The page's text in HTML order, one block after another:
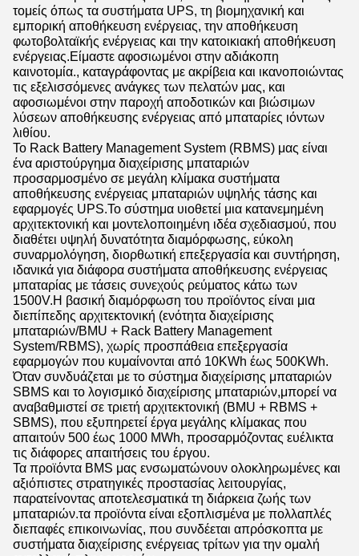
τομείς όπως τα συστήματα UPS, τη βιομηχανική και
εμπορική αποθήκευση ενέργειας, την αποθήκευση
φωτοβολταϊκής ενέργειας και την κατοικιακή αποθήκευση
ενέργειας.Είμαστε αφοσιωμένοι στην αδιάκοπη
καινοτομία., καταγράφοντας με ακρίβεια και ικανοποιώντας
τις εξελισσόμενες ανάγκες των πελατών μας, και
αφοσιωμένοι στην παροχή αποδοτικών και βιώσιμων
λύσεων αποθήκευσης ενέργειας από μπαταρίες ιόντων
λιθίου.
Το Rack Battery Management System (RBMS) μας είναι
ένα αριστούργημα διαχείρισης μπαταριών
προσαρμοσμένο σε μεγάλη κλίμακα συστήματα
αποθήκευσης ενέργειας μπαταριών υψηλής τάσης και
εφαρμογές UPS.Το σύστημα υιοθετεί μια κατανεμημένη
αρχιτεκτονική και μοντελοποιημένη ιδέα σχεδιασμού, που
διαθέτει υψηλή δυνατότητα διαμόρφωσης, εύκολη
συναρμολόγηση, διορθωτική επεξεργασία και συντήρηση,
ιδανικά για διάφορα συστήματα αποθήκευσης ενέργειας
μπαταρίας με τάσεις συνεχούς ρεύματος κάτω των
1500V.Η βασική διαμόρφωση του προϊόντος είναι μια
διεπίπεδης αρχιτεκτονική (ενότητα διαχείρισης
μπαταριών/BMU + Rack Battery Management
System/RBMS), χωρίς προσπάθεια επεξεργασία
εφαρμογών που κυμαίνονται από 10KWh έως 500KWh.
Όταν συνδυάζεται με το σύστημα διαχείρισης μπαταριών
SBMS και το λογισμικό διαχείρισης μπαταριών,μπορεί να
αναβαθμιστεί σε τριετή αρχιτεκτονική (BMU + RBMS +
SBMS), που εξυπηρετεί έργα μεγάλης κλίμακας που
απαιτούν 500 έως 1000 MWh, προσαρμόζοντας ευέλικτα
τις διάφορες απαιτήσεις του έργου.
Τα προϊόντα BMS μας ενσωματώνουν ολοκληρωμένες και
αξιόπιστες στρατηγικές προστασίας λειτουργίας,
παρατείνοντας αποτελεσματικά τη διάρκεια ζωής των
μπαταριών.τα προϊόντα είναι εξοπλισμένα με πολλαπλές
διεπαφές επικοινωνίας, που συνδέεται απρόσκοπτα με
συστήματα διαχείρισης ενέργειας τρίτων για την ομαλή